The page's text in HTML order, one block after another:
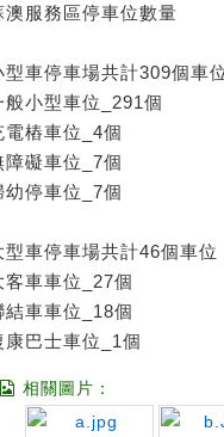
澳服務區停車位數量
型車停車場共計309個車
般小型車位_291個
電樁車位_4個
障礙車位_7個
幼停車位_7個
型車停車場共計46個車位
客車車位_27個
結車車位_18個
康巴士車位_1個
相關圖片：